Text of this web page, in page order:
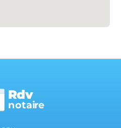
notaire
Rdv